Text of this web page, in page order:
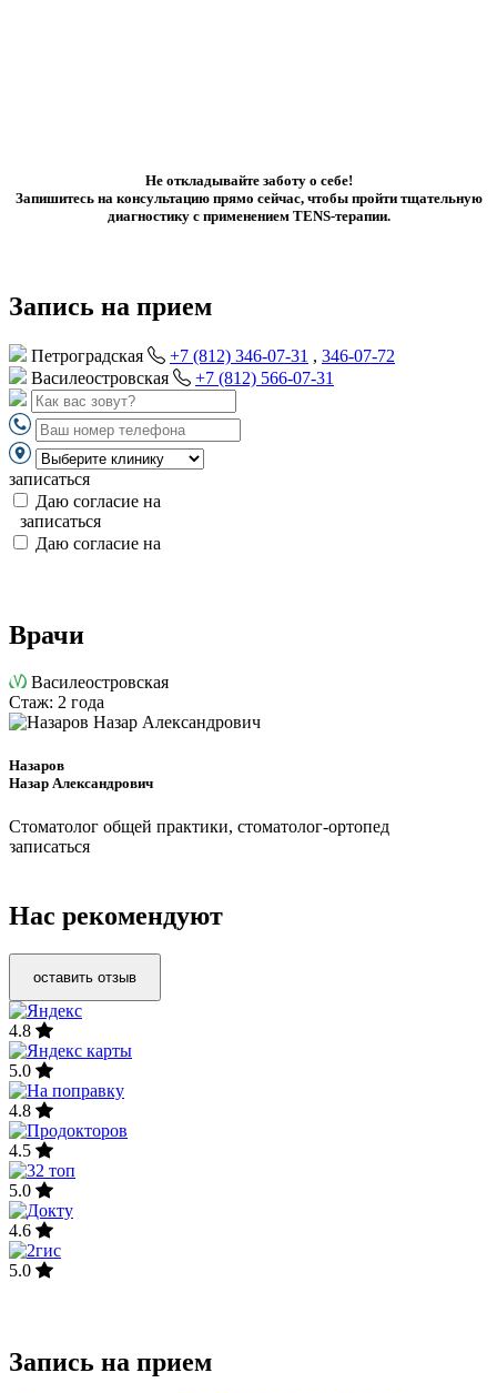
Не откладывайте заботу о себе!
Запишитесь на консультацию прямо сейчас, чтобы пройти тщательную
диагностику с применением TENS-терапии.
Запись на прием
Петроградская +7 (812) 346-07-31 , 346-07-72
Василеостровская
+7 (812) 566-07-31
записаться
Даю согласие на
записаться
Даю согласие на
Врачи
Василеостровская
Стаж: 2 года
Назаров
Назар Александрович
Стоматолог общей практики, стоматолог-ортопед
записаться
Нас рекомендуют
оставить отзыв
4.8
5.0
4.8
4.5
5.0
4.6
5.0
Запись на прием